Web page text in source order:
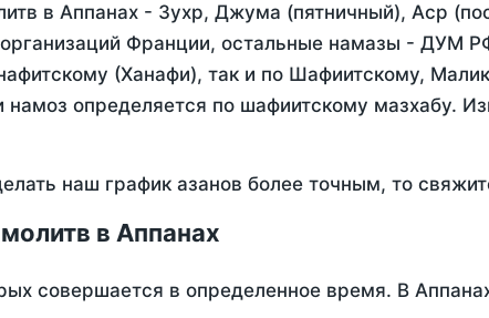
в Аппанах - Зухр, Джума (пятничный), Аср
Франции, остальные намазы - ДУМ
(Ханафи), так и по Шафиитскому,
определяется по шафиитскому мазхабу.
наш график азанов более точным, то
в Аппанах
совершается в определенное время. В